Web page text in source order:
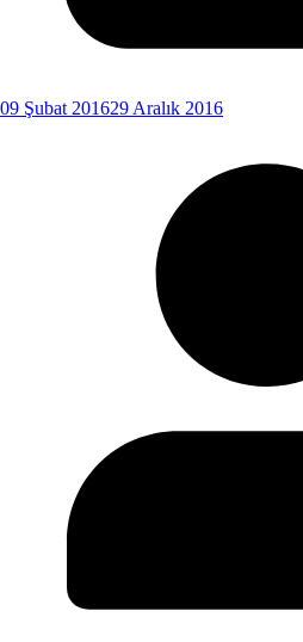
09 Şubat 201629 Aralık 2016